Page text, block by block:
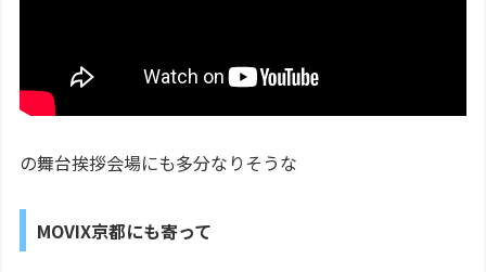
の舞台挨拶会場にも多分なりそうな
MOVIX京都にも寄って